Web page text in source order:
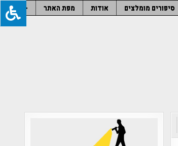
סיפורים מומלצים אודות מפת האתר –